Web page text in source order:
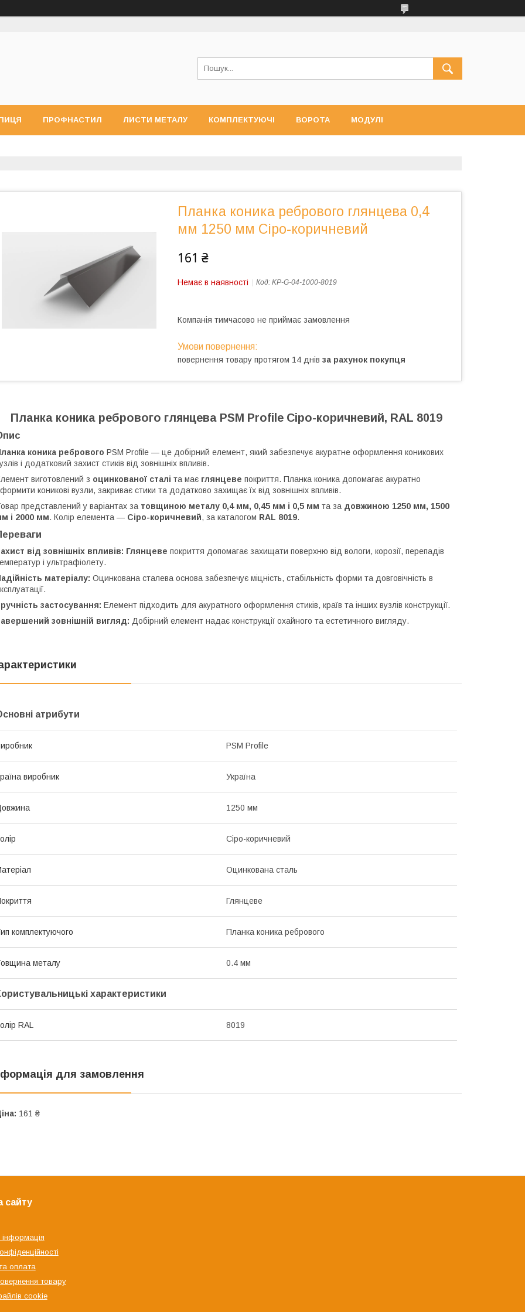
ПРОФНАСТИЛ ЛИСТИ МЕТАЛУ КОМПЛЕКТУЮЧІ ВОРОТА МОДУЛІ
Планка коника ребрового глянцева 0,4
мм 1250 мм Сіро-коричневий
161 ₴
Немає в наявності Код: KP-G-04-1000-8019
Компанія тимчасово не приймає замовлення
повернення товару протягом 14 днів за рахунок покупця
Планка коника ребрового глянцева PSM Profile Сіро-коричневий, RAL 8019
коника ребрового PSM Profile — це добірний елемент, який забезпечує акуратне оформлення коникових
і додатковий захист стиків від зовнішніх впливів.
виготовлений з оцинкованої сталі та має глянцеве покриття. Планка коника допомагає акуратно
коникові вузли, закриває стики та додатково захищає їх від зовнішніх впливів.
представлений у варіантах за товщиною металу 0,4 мм, 0,45 мм і 0,5 мм та за довжиною 1250 мм, 1500
і 2000 мм. Колір елемента — Сіро-коричневий, за каталогом RAL 8019.
від зовнішніх впливів: Глянцеве покриття допомагає захищати поверхню від вологи, корозії, перепадів
і ультрафіолету.
матеріалу: Оцинкована сталева основа забезпечує міцність, стабільність форми та довговічність в
застосування: Елемент підходить для акуратного оформлення стиків, країв та інших вузлів конструкції.
зовнішній вигляд: Добірний елемент надає конструкції охайного та естетичного вигляду.
атрибути
PSM Profile
виробник Україна
1250 мм
Сіро-коричневий
Оцинкована сталь
Глянцеве
комплектуючого Планка коника ребрового
металу 0.4 мм
характеристики
RAL 8019
для замовлення
161 ₴
сайту
оплата
товару
cookie